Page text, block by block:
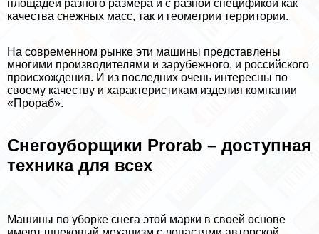
площадей разного размера и с разной спецификой как
качества снежных масс, так и геометрии территории.
На современном рынке эти машины представлены
многими производителями и зарубежного, и российского
происхождения. И из последних очень интересны по
своему качеству и хаpaктеристикам изделия компании
«Прораб».
Снегоуборщики Prorab – доступная
техника для всех
Машины по уборке снега этой марки в своей основе